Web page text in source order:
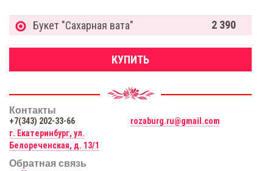
Букет "Сахарная вата" 2 390
КУПИТЬ
Контакты
+7(343) 202-33-66
rozaburg.ru@gmail.com
г. Екатеринбург, ул.
Белореченская, д. 13/1
Обратная связь